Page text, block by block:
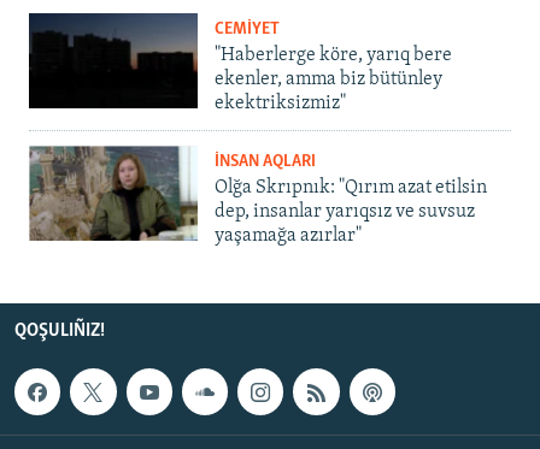
CEMİYET
"Haberlerge köre, yarıq bere
ekenler, amma biz bütünley
ekektriksizmiz"
İNSAN AQLARI
Olğa Skrıpnık: "Qırım azat etilsin
dep, insanlar yarıqsız ve suvsuz
yaşamağa azırlar"
QOŞULIÑIZ!